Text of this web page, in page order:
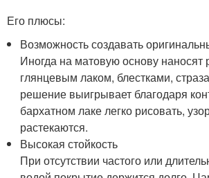
Его плюсы:
Возможность создавать
Иногда на матовую основу наносят
глянцевым лаком, блестками,
решение выигрывает благодаря
бархатном лаке легко рисовать,
растекаются.
Высокая стойкость
При отсутствии частого или